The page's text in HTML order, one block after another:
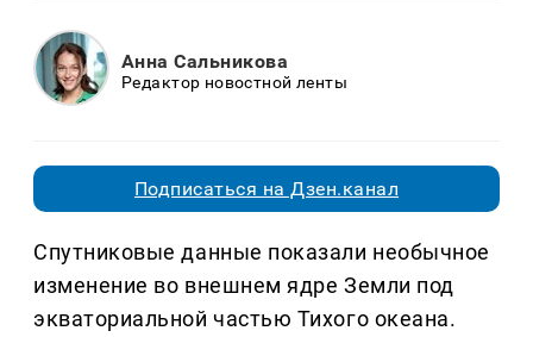
Анна Сальникова
Редактор новостной ленты
Подписаться на Дзен.канал
Спутниковые данные показали необычное
изменение во внешнем ядре Земли под
экваториальной частью Тихого океана.